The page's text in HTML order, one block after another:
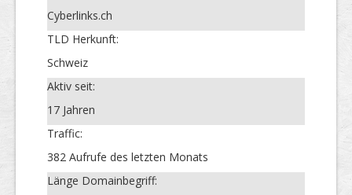
Cyberlinks.ch
TLD Herkunft:
Schweiz
Aktiv seit:
17 Jahren
Traffic:
382 Aufrufe des letzten Monats
Länge Domainbegriff: